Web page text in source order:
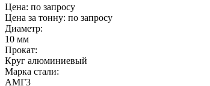
Цена: по запросу
Цена за тонну: по запросу
Диаметр:
10 мм
Прокат:
Круг алюминиевый
Марка стали:
АМГ3